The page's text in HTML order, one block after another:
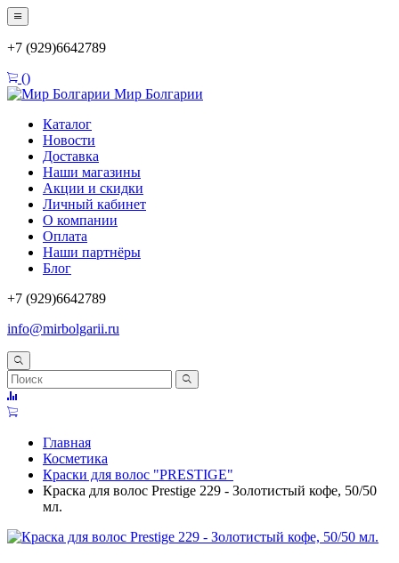
+7 (929)6642789
()
Мир Болгарии
Каталог
Новости
Доставка
Наши магазины
Акции и скидки
Личный кабинет
О компании
Оплата
Наши партнёры
Блог
+7 (929)6642789
info@mirbolgarii.ru
Главная
Косметика
Краски для волос "PRESTIGE"
Краска для волос Prestige 229 - Золотистый кофе, 50/50
мл.